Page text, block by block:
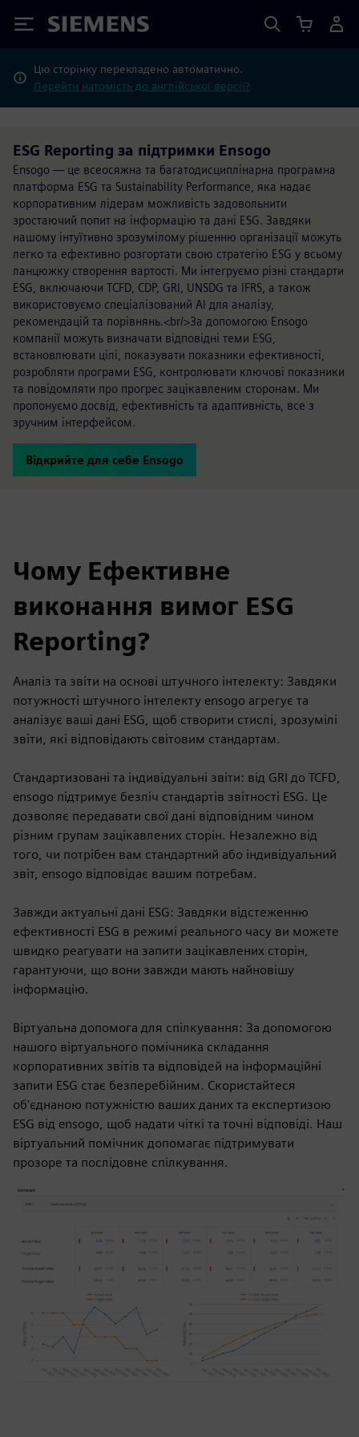
Siemens
Цю сторінку перекладено автоматично.
Перейти натомість до англійської версії?
ESG Reporting за підтримки Ensogo
Ensogo — це всеосяжна та багатодисциплінарна програмна
платформа ESG та Sustainability Performance, яка надає
корпоративним лідерам можливість задовольнити
зростаючий попит на інформацію та дані ESG. Завдяки
нашому інтуїтивно зрозумілому рішенню організації можуть
легко та ефективно розгортати свою стратегію ESG у всьому
ланцюжку створення вартості. Ми інтегруємо різні стандарти
ESG, включаючи TCFD, CDP, GRI, UNSDG та IFRS, а також
використовуємо спеціалізований AI для аналізу,
рекомендацій та порівнянь.<br/>За допомогою Ensogo
компанії можуть визначати відповідні теми ESG,
встановлювати цілі, показувати показники ефективності,
розробляти програми ESG, контролювати ключові показники
та повідомляти про прогрес зацікавленим сторонам. Ми
пропонуємо досвід, ефективність та адаптивність, все з
зручним інтерфейсом.
Відкрийте для себе Ensogo
Чому Ефективне
виконання вимог ESG
Reporting?
Аналіз та звіти на основі штучного інтелекту: Завдяки
потужності штучного інтелекту ensogo агрегує та
аналізує ваші дані ESG, щоб створити стислі, зрозумілі
звіти, які відповідають світовим стандартам.
Стандартизовані та індивідуальні звіти: від GRI до TCFD,
ensogo підтримує безліч стандартів звітності ESG. Це
дозволяє передавати свої дані відповідним чином
різним групам зацікавлених сторін. Незалежно від
того, чи потрібен вам стандартний або індивідуальний
звіт, ensogo відповідає вашим потребам.
Завжди актуальні дані ESG: Завдяки відстеженню
ефективності ESG в режимі реального часу ви можете
швидко реагувати на запити зацікавлених сторін,
гарантуючи, що вони завжди мають найновішу
інформацію.
Віртуальна допомога для спілкування: За допомогою
нашого віртуального помічника складання
корпоративних звітів та відповідей на інформаційні
запити ESG стає безперебійним. Скористайтеся
об'єднаною потужністю ваших даних та експертизою
ESG від ensogo, щоб надати чіткі та точні відповіді. Наш
віртуальний помічник допомагає підтримувати
прозоре та послідовне спілкування.